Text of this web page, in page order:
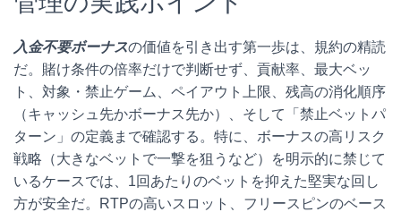
入金不要ボーナスの価値を引き出す第一歩は、規約の精読
だ。賭け条件の倍率だけで判断せず、貢献率、最大ベッ
ト、対象・禁止ゲーム、ペイアウト上限、残高の消化順序
（キャッシュ先かボーナス先か）、そして「禁止ベットパ
ターン」の定義まで確認する。特に、ボーナスの高リスク
戦略（大きなベットで一撃を狙うなど）を明示的に禁じて
いるケースでは、1回あたりのベットを抑えた堅実な回し
方が安全だ。RTPの高いスロット、フリースピンのベース